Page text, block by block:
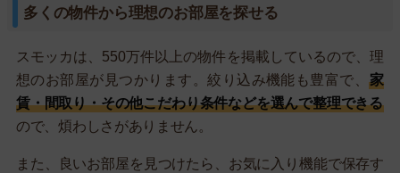
多くの物件から理想のお部屋を探せる
スモッカは、550万件以上の物件を掲載しているので、理
想のお部屋が見つかります。絞り込み機能も豊富で、家
賃・間取り・その他こだわり条件などを選んで整理できる
ので、煩わしさがありません。
また、良いお部屋を見つけたら、お気に入り機能で保存す